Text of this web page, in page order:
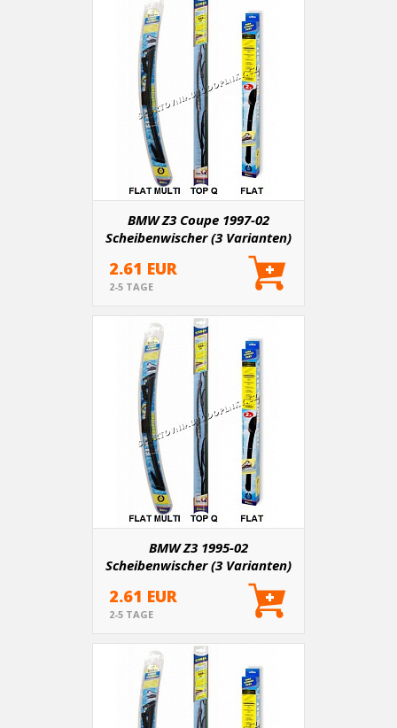
BMW Z3 Coupe 1997-02
Scheibenwischer (3 Varianten)
2.61 EUR
2-5 TAGE
BMW Z3 1995-02
Scheibenwischer (3 Varianten)
2.61 EUR
2-5 TAGE